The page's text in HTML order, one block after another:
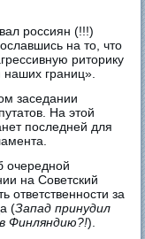
россиян (!!!)
на то, что
риторику
наших границ».
заседании
На этой
последней для
очередной
на Советский
ответственности за
(Запад принудил
Финляндию?!).